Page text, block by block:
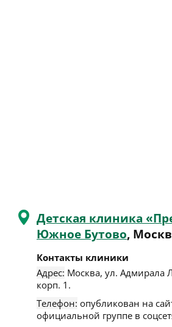
Детская клиника
Южное Бутово,
Контакты клиники
Адрес: Москва, ул. Адмирала
корп. 1 .
Телефон: опубликован на
официальной группе в